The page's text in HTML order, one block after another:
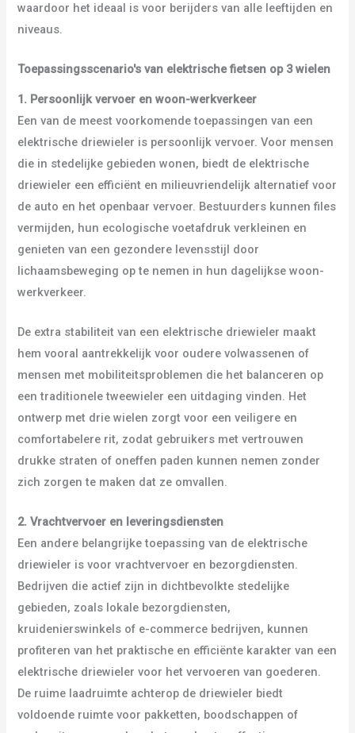
waardoor het ideaal is voor berijders van alle leeftijden en
niveaus.
Toepassingsscenario's van elektrische fietsen op 3 wielen
1. Persoonlijk vervoer en woon-werkverkeer
Een van de meest voorkomende toepassingen van een
elektrische driewieler is persoonlijk vervoer. Voor mensen
die in stedelijke gebieden wonen, biedt de elektrische
driewieler een efficiënt en milieuvriendelijk alternatief voor
de auto en het openbaar vervoer. Bestuurders kunnen files
vermijden, hun ecologische voetafdruk verkleinen en
genieten van een gezondere levensstijl door
lichaamsbeweging op te nemen in hun dagelijkse woon-
werkverkeer.
De extra stabiliteit van een elektrische driewieler maakt
hem vooral aantrekkelijk voor oudere volwassenen of
mensen met mobiliteitsproblemen die het balanceren op
een traditionele tweewieler een uitdaging vinden. Het
ontwerp met drie wielen zorgt voor een veiligere en
comfortabelere rit, zodat gebruikers met vertrouwen
drukke straten of oneffen paden kunnen nemen zonder
zich zorgen te maken dat ze omvallen.
2. Vrachtvervoer en leveringsdiensten
Een andere belangrijke toepassing van de elektrische
driewieler is voor vrachtvervoer en bezorgdiensten.
Bedrijven die actief zijn in dichtbevolkte stedelijke
gebieden, zoals lokale bezorgdiensten,
kruidenierswinkels of e-commerce bedrijven, kunnen
profiteren van het praktische en efficiënte karakter van een
elektrische driewieler voor het vervoeren van goederen.
De ruime laadruimte achterop de driewieler biedt
voldoende ruimte voor pakketten, boodschappen of